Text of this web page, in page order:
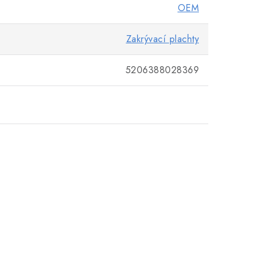
OEM
Zakrývací plachty
5206388028369